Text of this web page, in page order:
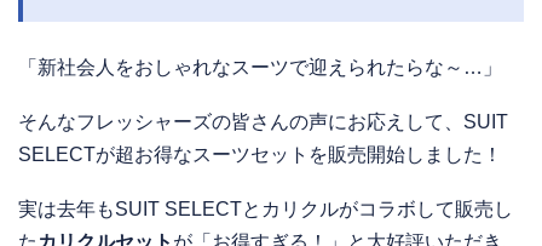
「新社会人をおしゃれなスーツで迎えられたらな～…」
そんなフレッシャーズの皆さんの声にお応えして、SUIT
SELECTが超お得なスーツセットを販売開始しました！
実は去年もSUIT SELECTとカリクルがコラボして販売し
た カリクルセット が「お得すぎる！」と大好評いただき、